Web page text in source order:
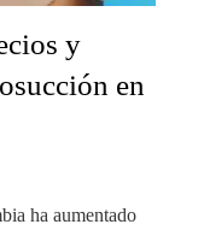
y
en
ha aumentado